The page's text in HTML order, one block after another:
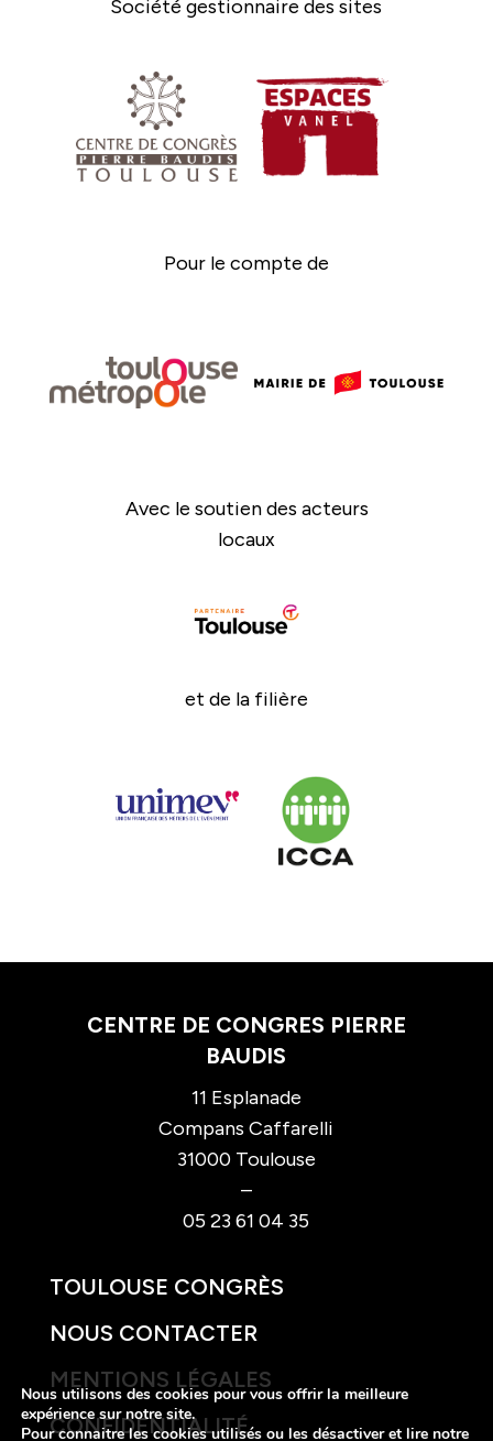
Société gestionnaire des sites
Pour le compte de
Avec le soutien des acteurs
locaux
et de la filière
CENTRE DE CONGRES PIERRE
BAUDIS
11 Esplanade
Compans Caffarelli
31000 Toulouse
–
05 23 61 04 35
TOULOUSE CONGRÈS
NOUS CONTACTER
MENTIONS LÉGALES
CONFIDENTIALITÉ
Nous utilisons des cookies pour vous offrir la meilleure
expérience sur notre site.
Pour connaitre les cookies utilisés ou les désactiver et lire notre